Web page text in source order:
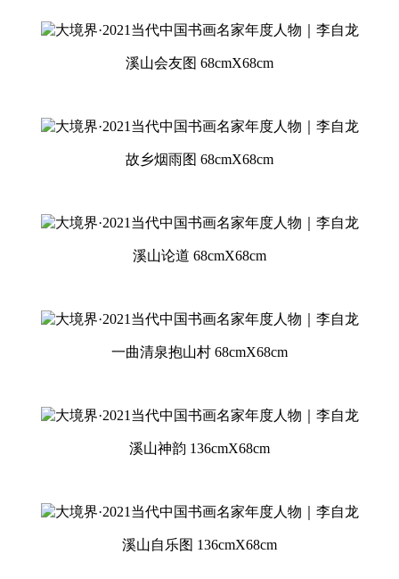
溪山会友图 68cmX68cm
故乡烟雨图 68cmX68cm
溪山论道 68cmX68cm
一曲清泉抱山村 68cmX68cm
溪山神韵 136cmX68cm
溪山自乐图 136cmX68cm